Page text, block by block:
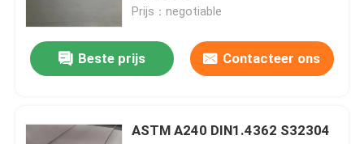
Roestvrij staal Gelaste Buis
Roestvrij staal Naadloze Buis
Roestvrij staal Ronde Bar
Prijs：negotiable
Beste prijs Contacteer ons
ASTM A240 DIN1.4362 S32304